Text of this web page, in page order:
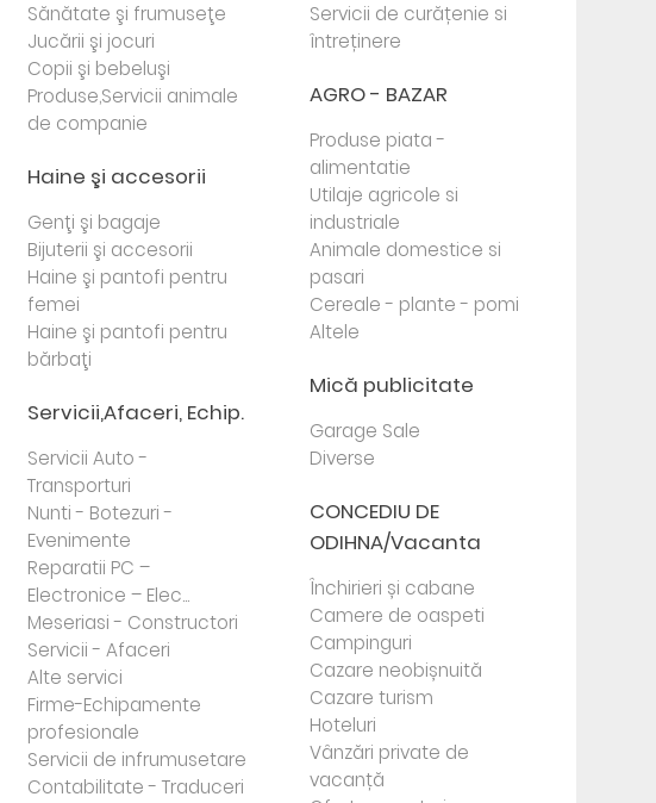
Sănătate şi frumuseţe
Jucării şi jocuri
Copii şi bebeluşi
Produse,Servicii animale
de companie
Haine şi accesorii
Genţi şi bagaje
Bijuterii şi accesorii
Haine şi pantofi pentru
femei
Haine şi pantofi pentru
bărbaţi
Servicii,Afaceri, Echip.
Servicii Auto -
Transporturi
Nunti - Botezuri -
Evenimente
Reparatii PC –
Electronice – Elec...
Meseriasi - Constructori
Servicii - Afaceri
Alte servici
Firme-Echipamente
profesionale
Servicii de infrumusetare
Contabilitate - Traduceri
Servicii de curățenie si
întreținere
AGRO - BAZAR
Produse piata -
alimentatie
Utilaje agricole si
industriale
Animale domestice si
pasari
Cereale - plante - pomi
Altele
Mică publicitate
Garage Sale
Diverse
CONCEDIU DE
ODIHNA/Vacanta
Închirieri și cabane
Camere de oaspeti
Campinguri
Cazare neobișnuită
Cazare turism
Hoteluri
Vânzări private de
vacanță